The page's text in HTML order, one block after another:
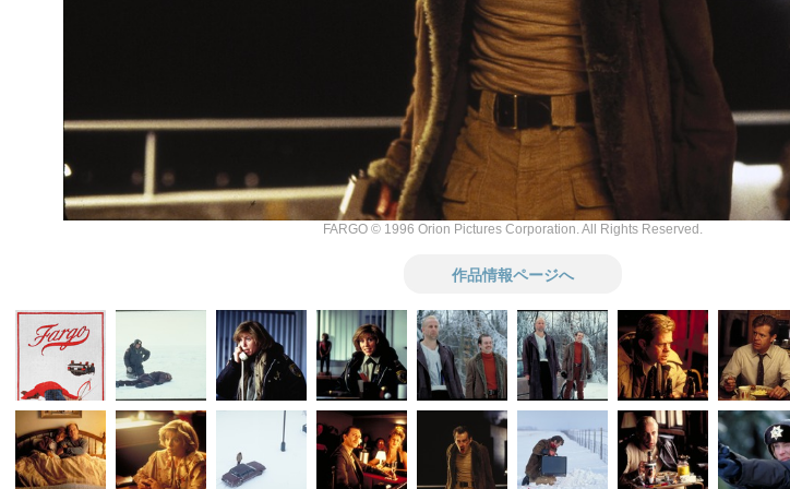
FARGO © 1996 Orion Pictures Corporation. All Rights Reserved.
作品情報ページへ